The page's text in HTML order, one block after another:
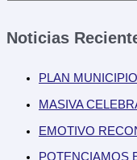
Noticias
PLAN
MASIVA
EMOTIVO
POTENCIAMOS